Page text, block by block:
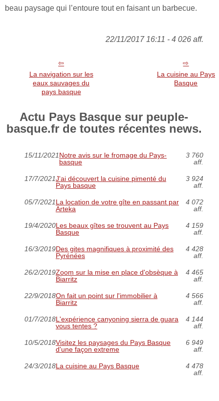
beau paysage qui l’entoure tout en faisant un barbecue.
22/11/2017 16:11 - 4 026 aff.
La navigation sur les
eaux sauvages du
pays basque
La cuisine au Pays
Basque
Actu Pays Basque sur peuple-
basque.fr de toutes récentes news.
15/11/2021Notre avis sur le fromage du Pays-
basque
3 760
aff.
17/7/2021J'ai découvert la cuisine pimenté du
Pays basque
3 924
aff.
05/7/2021La location de votre gîte en passant par
Arteka
4 072
aff.
19/4/2020Les beaux gîtes se trouvent au Pays
Basque
4 159
aff.
16/3/2019Des gites magnifiques à proximité des
Pyrénées
4 428
aff.
26/2/2019Zoom sur la mise en place d'obsèque à
Biarritz
4 465
aff.
22/9/2018On fait un point sur l'immobilier à
Biarritz
4 566
aff.
01/7/2018L'expérience canyoning sierra de guara
vous tentes ?
4 144
aff.
10/5/2018Visitez les paysages du Pays Basque
d'une façon extreme
6 949
aff.
24/3/2018La cuisine au Pays Basque
4 478
aff.